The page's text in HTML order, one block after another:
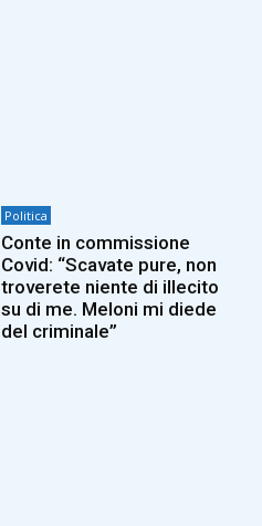
Politica
Conte in commissione
Covid: “Scavate pure, non
troverete niente di illecito
su di me. Meloni mi diede
del criminale”